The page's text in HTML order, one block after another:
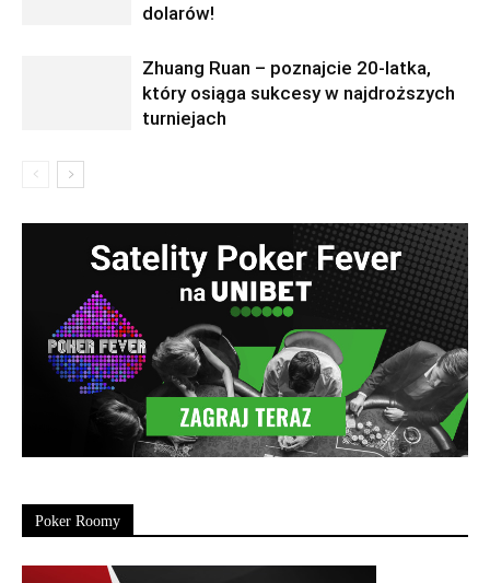
dolarów!
Zhuang Ruan – poznajcie 20-latka,
który osiąga sukcesy w najdroższych
turniejach
Poker Roomy